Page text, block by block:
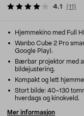
4.1 (11 )
Hjemmekino med Full
Wanbo Cube 2 Pro
Google Play).
Bærbar projektor med
bildejustering.
Kompakt og lett
Stort bilde: 40–130
hverdags og kinokveld.
Mer informasjon